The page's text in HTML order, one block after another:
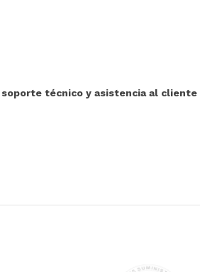
técnico y asistencia al